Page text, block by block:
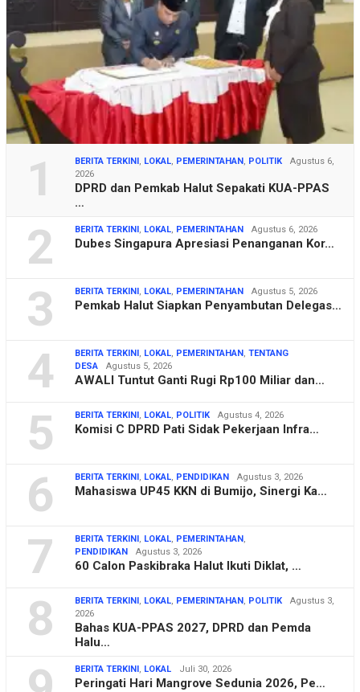
1 BERITA TERKINI , LOKAL, PEMERINTAHAN , POLITIK
Agustus 6,
2026
DPRD dan Pemkab Halut Sepakati KUA-PPAS
…
2 BERITA TERKINI , LOKAL, PEMERINTAHAN Agustus 6, 2026
Dubes Singapura Apresiasi Penanganan Kor…
3 BERITA TERKINI , LOKAL, PEMERINTAHAN Agustus 5, 2026
Pemkab Halut Siapkan Penyambutan Delegas…
4 BERITA TERKINI , LOKAL, PEMERINTAHAN , TENTANG
DESA
Agustus 5, 2026
AWALI Tuntut Ganti Rugi Rp100 Miliar dan…
5 BERITA TERKINI , LOKAL, POLITIK Agustus 4, 2026
Komisi C DPRD Pati Sidak Pekerjaan Infra…
6 BERITA TERKINI , LOKAL, PENDIDIKAN Agustus 3, 2026
Mahasiswa UP45 KKN di Bumijo, Sinergi Ka…
7 BERITA TERKINI , LOKAL, PEMERINTAHAN ,
PENDIDIKAN
Agustus 3, 2026
60 Calon Paskibraka Halut Ikuti Diklat, …
8 BERITA TERKINI , LOKAL, PEMERINTAHAN , POLITIK
Agustus 3,
2026
Bahas KUA-PPAS 2027, DPRD dan Pemda
Halu…
BERITA TERKINI , LOKAL Juli 30, 2026
Peringati Hari Mangrove Sedunia 2026, Pe…